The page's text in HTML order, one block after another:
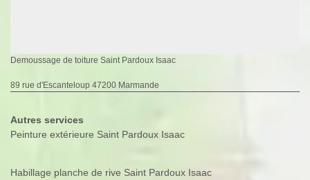
Demoussage de toiture Saint Pardoux Isaac
89 rue d'Escanteloup 47200 Marmande
Autres services
Peinture extérieure Saint Pardoux Isaac
Habillage planche de rive Saint Pardoux Isaac